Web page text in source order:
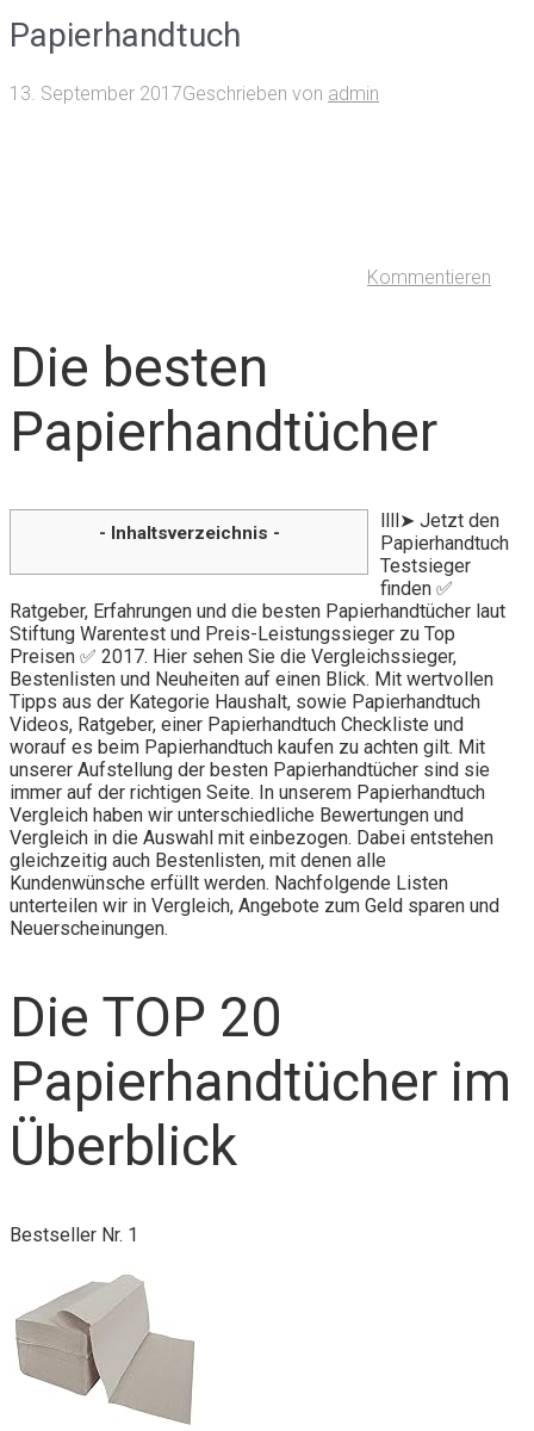
Papierhandtuch
13. September 2017Geschrieben von admin
Kommentieren
Die besten
Papierhandtücher
- Inhaltsverzeichnis -
llll➤ Jetzt den
Papierhandtuch
Testsieger
finden ✅
Ratgeber, Erfahrungen und die besten Papierhandtücher laut
Stiftung Warentest und Preis-Leistungssieger zu Top
Preisen ✅ 2017. Hier sehen Sie die Vergleichssieger,
Bestenlisten und Neuheiten auf einen Blick. Mit wertvollen
Tipps aus der Kategorie Haushalt, sowie Papierhandtuch
Videos, Ratgeber, einer Papierhandtuch Checkliste und
worauf es beim Papierhandtuch kaufen zu achten gilt. Mit
unserer Aufstellung der besten Papierhandtücher sind sie
immer auf der richtigen Seite. In unserem Papierhandtuch
Vergleich haben wir unterschiedliche Bewertungen und
Vergleich in die Auswahl mit einbezogen. Dabei entstehen
gleichzeitig auch Bestenlisten, mit denen alle
Kundenwünsche erfüllt werden. Nachfolgende Listen
unterteilen wir in Vergleich, Angebote zum Geld sparen und
Neuerscheinungen.
Die TOP 20
Papierhandtücher im
Überblick
Bestseller Nr. 1